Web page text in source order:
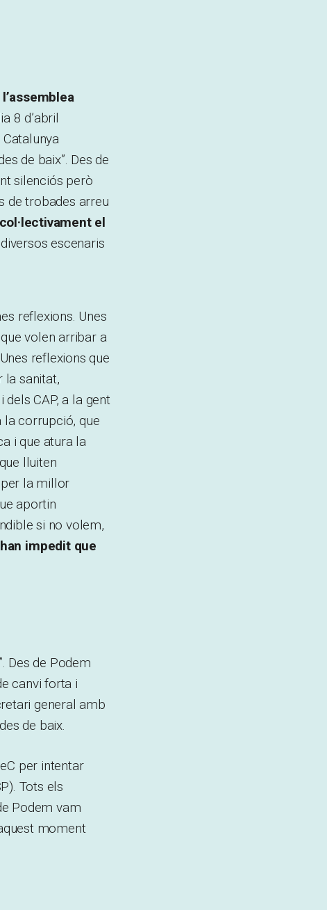
8 d’abril
de baix”. Des de
silenciós però
de trobades arreu
el
escenaris
reflexions. Unes
volen arribar a
reflexions que
la sanitat,
CAP, a la gent
la corrupció, que
i que atura la
lluiten
la millor
aportin
si no volem,
impedit que
Des de Podem
canvi forta i
general amb
de baix.
per intentar
Tots els
Podem vam
moment